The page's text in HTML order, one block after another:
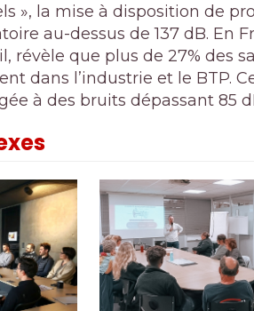
», la mise à disposition de
au-dessus de 137 dB. En
révèle que plus de 27% des
dans l’industrie et le BTP.
à des bruits dépassant 85